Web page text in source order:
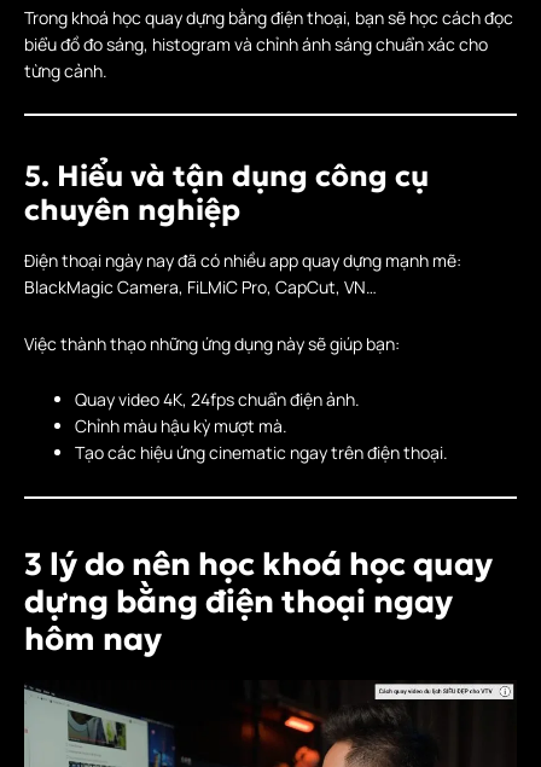
Trong khoá học quay dựng bằng điện thoại, bạn sẽ học cách đọc
biểu đồ đo sáng, histogram và chỉnh ánh sáng chuẩn xác cho
từng cảnh.
5. Hiểu và tận dụng công cụ
chuyên nghiệp
Điện thoại ngày nay đã có nhiều app quay dựng mạnh mẽ:
BlackMagic Camera, FiLMiC Pro, CapCut, VN…
Việc thành thạo những ứng dụng này sẽ giúp bạn:
Quay video 4K, 24fps chuẩn điện ảnh.
Chỉnh màu hậu kỳ mượt mà.
Tạo các hiệu ứng cinematic ngay trên điện thoại.
3 lý do nên học khoá học quay
dựng bằng điện thoại ngay
hôm nay